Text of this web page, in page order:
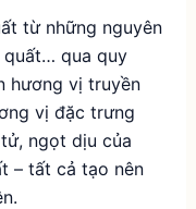
từ những nguyên
quất… qua quy
hương vị truyền
vị đặc trưng
ngọt dịu của
– tất cả tạo nên